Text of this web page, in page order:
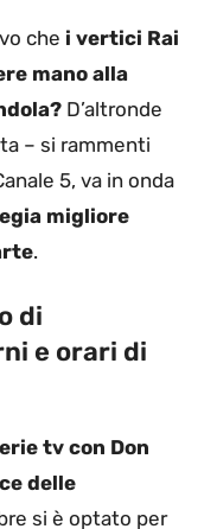
che i vertici Rai
mano alla
D’altronde
– si rammenti
5, va in onda
migliore
.
di
e orari di
tv con Don
delle
si è optato per